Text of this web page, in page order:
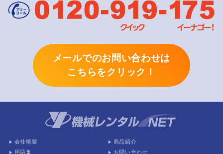
メールでのお問い合わせは
こちらをクリック！
会社概要
商品紹介
用語集
お問い合わせ